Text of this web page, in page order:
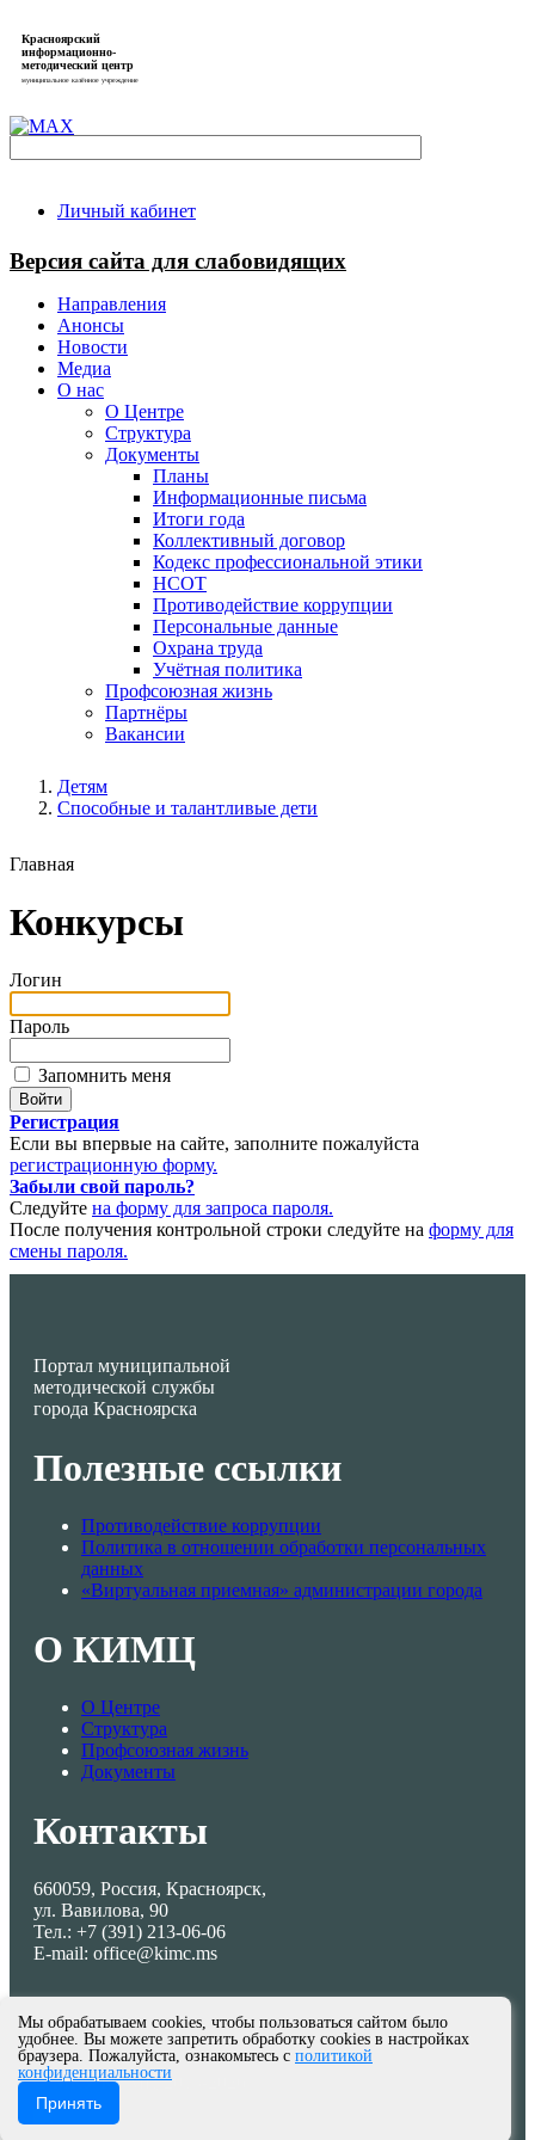
Красноярский
информационно-
методический центр
муниципальное казённое учреждение
Личный кабинет
Версия сайта для слабовидящих
Направления
Анонсы
Новости
Медиа
О нас
О Центре
Структура
Документы
Планы
Информационные письма
Итоги года
Коллективный договор
Кодекс профессиональной этики
НСОТ
Противодействие коррупции
Персональные данные
Охрана труда
Учётная политика
Профсоюзная жизнь
Партнёры
Вакансии
Детям
Способные и талантливые дети
Главная
Конкурсы
Логин
Пароль
Запомнить меня
Регистрация
Если вы впервые на сайте, заполните пожалуйста
регистрационную форму.
Забыли свой пароль?
Следуйте на форму для запроса пароля.
После получения контрольной строки следуйте на форму для
смены пароля.
Портал муниципальной
методической службы
города Красноярска
Полезные ссылки
Противодействие коррупции
Политика в отношении обработки персональных
данных
«Виртуальная приемная» администрации города
О КИМЦ
О Центре
Структура
Профсоюзная жизнь
Документы
Контакты
660059, Россия, Красноярск,
ул. Вавилова, 90
Тел.: +7 (391) 213-06-06
E-mail: office@kimc.ms
© МКУ КИМЦ 2013-2026
Мы обрабатываем cookies, чтобы пользоваться сайтом было
удобнее. Вы можете запретить обработку cookies в настройках
браузера. Пожалуйста, ознакомьтесь с политикой
конфиденциальности
Принять